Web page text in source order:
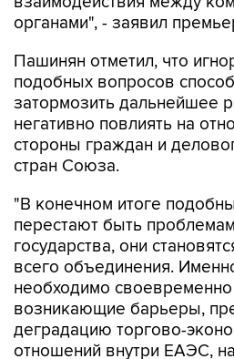
органами", - заявил
Пашинян отметил, что
подобных вопросов
затормозить дальнейшее
негативно повлиять на
стороны граждан и
стран Союза.
"В конечном итоге
перестают быть
государства, они
всего объединения.
необходимо своевременно
возникающие барьеры,
деградацию торгово-
отношений внутри ЕАЭС,